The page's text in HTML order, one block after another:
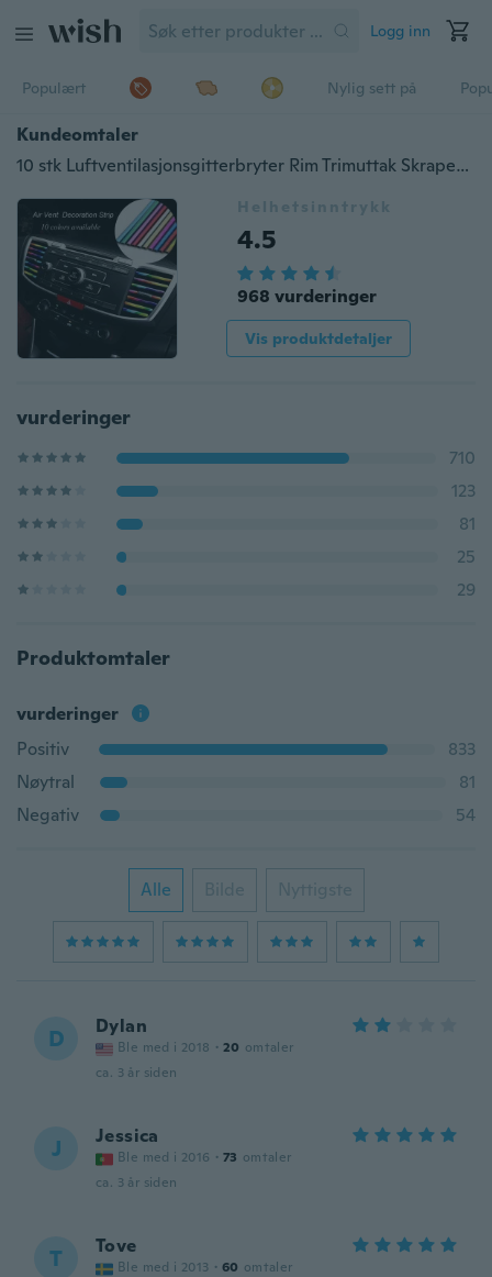
Logg inn
Populært Nylig sett på
Kundeomtaler
10 stk Luftventilasjonsgitterbryter Rim Trimuttak Skrapebeskyttelsesbil Stylingslist
Helhetsinntrykk
4.5
968 vurderinger
Vis produktdetaljer
vurderinger
710
123
81
25
29
Produktomtaler
vurderinger
Positiv
833
Nøytral
81
Negativ
54
Alle Bilde Nyttigste
D Dylan
Ble med i 2018 · 20 omtaler
ca. 3 år siden
J Jessica
Ble med i 2016 · 73 omtaler
ca. 3 år siden
T Tove
Ble med i 2013 · 60 omtaler